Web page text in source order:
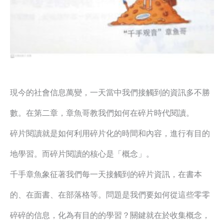
現今的社會信息萬變，一天當中我們接觸到的資訊多不勝
數。在第二章，章魚哥教我們如何在碎片時代閱讀。
碎片閱讀就是如何利用碎片化的時間和內容，進行有目的
地學習。而碎片閱讀的核心是「概念」。
千手章魚象征著我們每一天接觸到的碎片資訊，在書本
的、在面書、在部落格等。問題是我們要如何從這些零零
碎碎的信息，化為有目的的學習？關鍵就在於收集概念，